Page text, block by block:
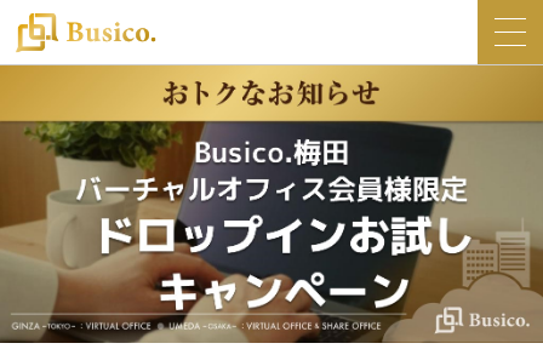
Busico.について
オフィス
Busico.銀座
Busico.梅田
料金・サービス